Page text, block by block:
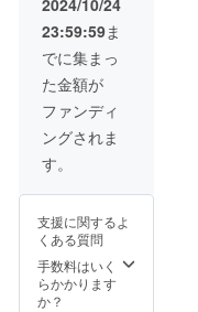
ちゃん
すく
い）
は、お
ひとり
様1回ま
でしか
できま
いただ
と思い
ます。
※なんだ
かん
だ、
番に間
に合わ
せたい
場合
は、お
早めの
ご支援
をお願
いしま
の協賛
店さん
の店名
をお書
きくだ
伝しま
す！ 熊
谷市の
どこに
いるか
は、ク
マハロ
SNSア
（Insta
gram、
facebo
ok、旧
Twitter
）で
マハロ
キャプ
テンか
ら、
「和菓
子処
かんだ
和彩」
らえ
ます！
熊谷市
のどこ
にいる
かは、
2024/10/24
23:59:59ま
でに集まっ
た金額が
ファンディ
ングされま
す。
支援に関するよ
くある質問
手数料はいく
らかかります
か？